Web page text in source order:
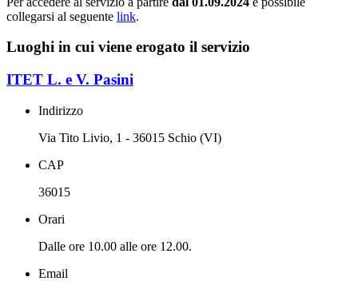
collegarsi al seguente link.
Luoghi in cui viene erogato il servizio
ITET L. e V. Pasini
Indirizzo
Via Tito Livio, 1 - 36015 Schio (VI)
CAP
36015
Orari
Dalle ore 10.00 alle ore 12.00.
Email